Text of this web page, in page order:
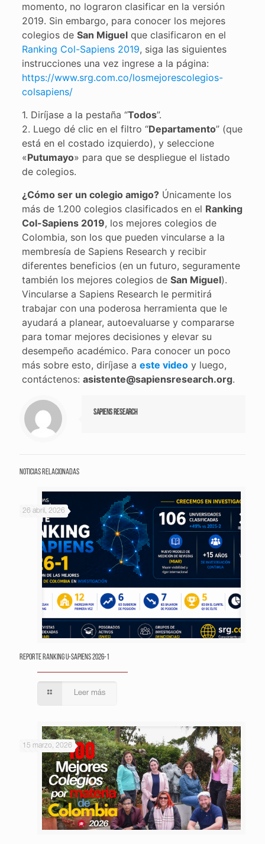
momento, no lograron clasificar en la versión
2019. Sin embargo, para conocer los mejores
colegios de San Miguelque clasificaron en el
Ranking Col-Sapiens 2019, siga las siguientes
instrucciones una vez ingrese a la página:
https://www.srg.com.co/losmejorescolegios-
colsapiens/
1. Diríjase a la pestaña “Todos”.
2. Luego dé clic en el filtro “Departamento” (que
está en el costado izquierdo), y seleccione
«Putumayo» para que se despliegue el listado
de colegios.
¿Cómo ser un colegio amigo?Únicamente los
más de 1.200 colegios clasificados en el Ranking
Col-Sapiens 2019, los mejores colegios de
Colombia, son los que pueden vincularse a la
membresía de Sapiens Research y recibir
diferentes beneficios (en un futuro, seguramente
también los mejores colegios de San Miguel).
Vincularse a Sapiens Research le permitirá
trabajar con una poderosa herramienta que le
ayudará a planear, autoevaluarse y compararse
para tomar mejores decisiones y elevar su
desempeño académico. Para conocer un poco
más sobre esto, diríjase a este videoy luego,
contáctenos: asistente@sapiensresearch.org.
Sapiens Research
Noticias relacionadas
26 abril, 2026
Reporte Ranking U-Sapiens 2026-1
Leer más
15 marzo, 2026